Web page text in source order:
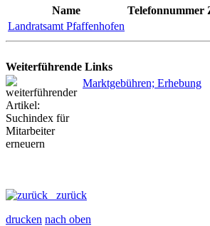
Name Telefonnummer
Landratsamt Pfaffenhofen
Weiterführende Links
Marktgebühren; Erhebung
zurück
drucken nach oben